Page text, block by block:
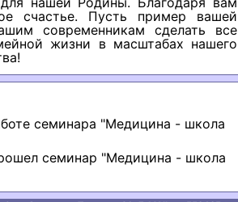
счастье. Пусть пример вашей
современникам сделать все
жизни в масштабах нашего
семинара "Медицина - школа
семинар "Медицина - школа